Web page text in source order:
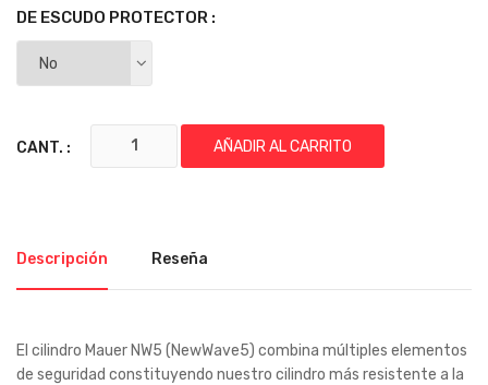
DE ESCUDO PROTECTOR :
CANT. : AÑADIR AL CARRITO
Descripción Reseña
El cilindro Mauer NW5 (NewWave5) combina múltiples elementos
de seguridad constituyendo nuestro cilindro más resistente a la